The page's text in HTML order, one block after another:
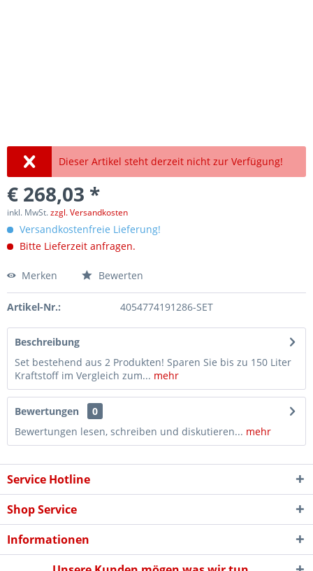
Dieser Artikel steht derzeit nicht zur Verfügung!
€ 268,03 *
inkl. MwSt.zzgl. Versandkosten
Versandkostenfreie Lieferung!
Bitte Lieferzeit anfragen.
Merken Bewerten
Artikel-Nr.: 4054774191286-SET
Beschreibung
Set bestehend aus 2 Produkten! Sparen Sie bis zu 150 Liter
Kraftstoff im Vergleich zum... mehr
Bewertungen
0
Bewertungen lesen, schreiben und diskutieren... mehr
Service Hotline
Shop Service
Informationen